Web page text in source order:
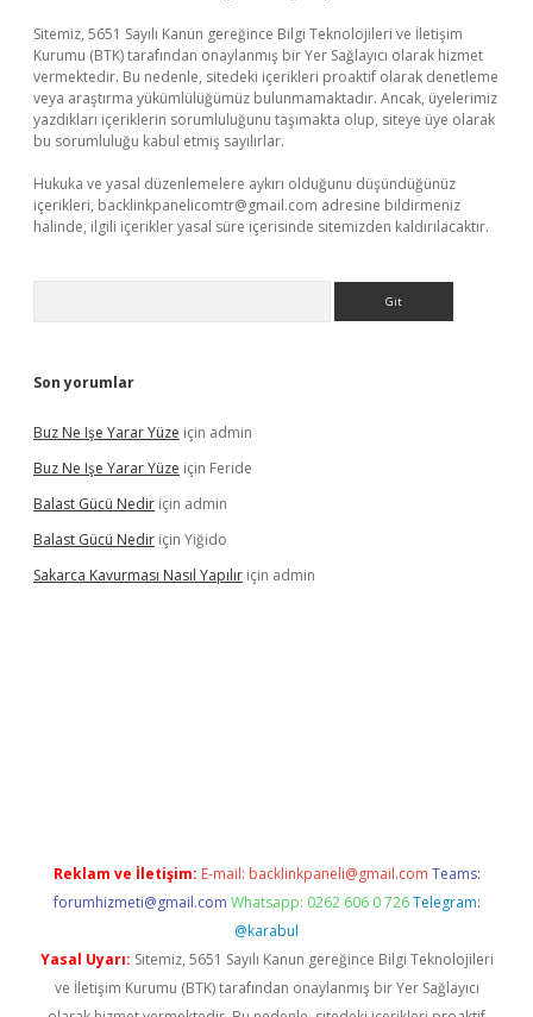
Sitemiz, 5651 Sayılı Kanun gereğince Bilgi Teknolojileri ve İletişim
Kurumu (BTK) tarafından onaylanmış bir Yer Sağlayıcı olarak hizmet
vermektedir. Bu nedenle, sitedeki içerikleri proaktif olarak denetleme
veya araştırma yükümlülüğümüz bulunmamaktadır. Ancak, üyelerimiz
yazdıkları içeriklerin sorumluluğunu taşımakta olup, siteye üye olarak
bu sorumluluğu kabul etmiş sayılırlar.
Hukuka ve yasal düzenlemelere aykırı olduğunu düşündüğünüz
içerikleri, backlinkpanelicomtr@gmail.com adresine bildirmeniz
halinde, ilgili içerikler yasal süre içerisinde sitemizden kaldırılacaktır.
Son yorumlar
Buz Ne Işe Yarar Yüze için admin
Buz Ne Işe Yarar Yüze için Feride
Balast Gücü Nedir için admin
Balast Gücü Nedir için Yiğido
Sakarca Kavurması Nasıl Yapılır için admin
Reklam ve İletişim: E-mail: backlinkpaneli@gmail.com Teams:
forumhizmeti@gmail.com Whatsapp: 0262 606 0 726 Telegram:
@karabul
Yasal Uyarı: Sitemiz, 5651 Sayılı Kanun gereğince Bilgi Teknolojileri
ve İletişim Kurumu (BTK) tarafından onaylanmış bir Yer Sağlayıcı